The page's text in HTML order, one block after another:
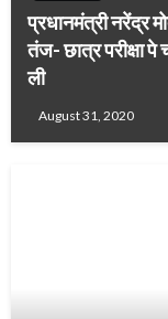
प्रधानमंत्री नरेंद्र
तंज- छात्र परीक्षा पे
ली
August 31, 2020